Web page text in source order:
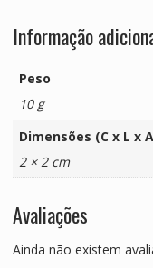
Informação
Peso
10 g
Dimensões (C x L x
2 × 2 cm
Avaliações
Ainda não existem